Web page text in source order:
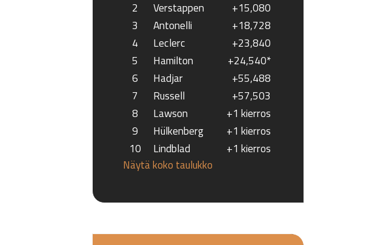
2
Verstappen
+15,080
3
Antonelli
+18,728
4
Leclerc
+23,840
5
Hamilton
+24,540*
6
Hadjar
+55,488
7
Russell
+57,503
8
Lawson
+1 kierros
9
Hülkenberg
+1 kierros
10
Lindblad
+1 kierros
Näytä koko taulukko